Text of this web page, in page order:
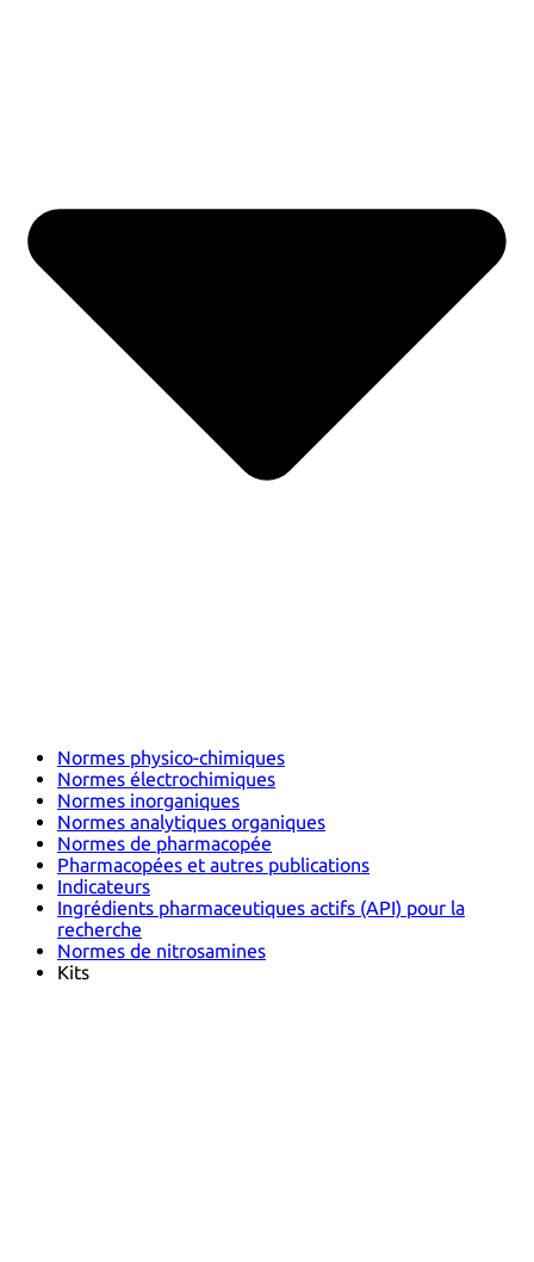
Normes physico-chimiques
Normes électrochimiques
Normes inorganiques
Normes analytiques organiques
Normes de pharmacopée
Pharmacopées et autres publications
Indicateurs
Ingrédients pharmaceutiques actifs (API) pour la
recherche
Normes de nitrosamines
Kits